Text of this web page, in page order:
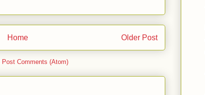
Older Post
Home
Post Comments (Atom)